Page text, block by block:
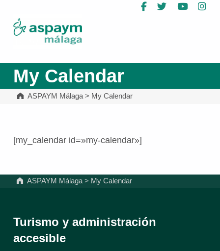
Facebook
Twitter
My Calendar
ASPAYM Málaga> My Calendar
[my_calendar id=»my-calendar»]
ASPAYM Málaga > My Calendar
Turismo y administración
accesible